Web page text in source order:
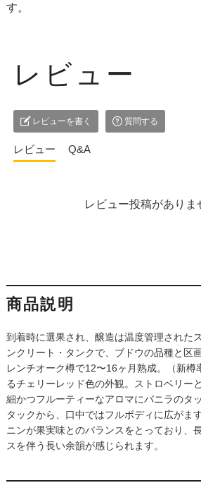
す。
レビュー
レビューを書く 質問する
レビュー Q&A
レビュー投稿がありま
商品説明
到着時に選果され、醸造は温度管理された
ンクリート・タンクで、ブドウの品種と区
レンチオーク樽で12〜16ヶ月熟成。（新樽
るチェリーレッド色の外観。ストロベリー
細かつフルーティーなアロマにバニラのタ
タックから、口中ではフルボディに広がま
ニンが果実味とのバランスをとっており、
スを伴う長い余韻が感じられます。